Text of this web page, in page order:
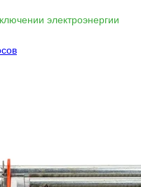
электроэнергии